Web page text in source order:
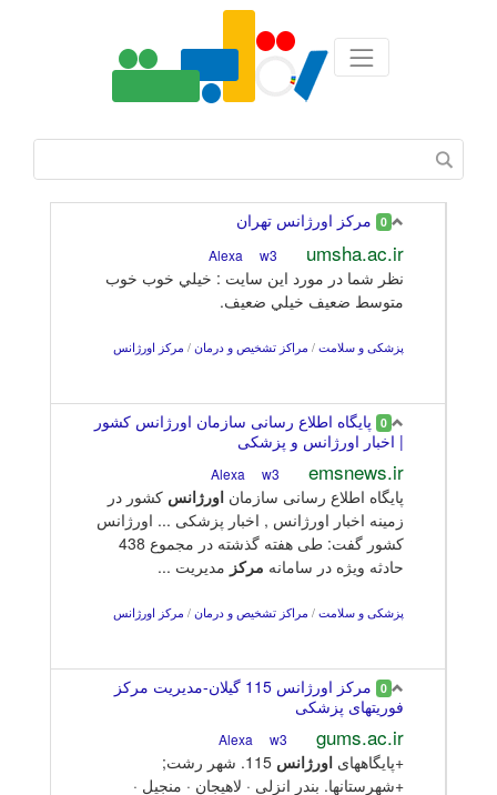
0 مركز اورژانس تهران
umsha.ac.ir
w3
نظر شما در مورد اين سايت : خيلي خوب خوب
متوسط ضعيف خيلي ضعيف.
پزشکی و سلامت / مراکز تشخیص و درمان / مرکز اورژانس
0 پایگاه اطلاع رسانی سازمان اورژانس کشور
| اخبار اورژانس و پزشکی
emsnews.ir
w3
پایگاه اطلاع رسانی سازمان اورژانس کشور در
زمینه اخبار اورژانس , اخبار پزشکی ... اورژانس
کشور گفت: طی هفته گذشته در مجموع 438
حادثه ویژه در سامانه مرکز مدیریت ...
پزشکی و سلامت / مراکز تشخیص و درمان / مرکز اورژانس
0
مرکز اورژانس 115 گیلان-مدیریت مرکز
فوریتهای پزشکی
gums.ac.ir
w3
+پایگاههای اورژانس
115. شهر رشت;
+شهرستانها. بندر انزلی · لاهیجان · منجیل ·